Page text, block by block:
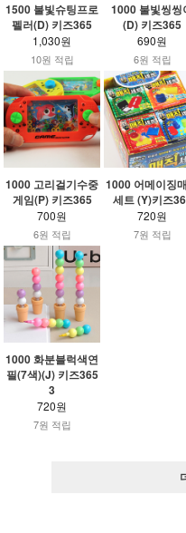
1500 불빛슈팅프로
펠러(D) 키즈365
1,030원
10원 적립
1000 불빛씽씽
(D) 키즈365
690원
6원 적립
1000 고리걸기수중
게임(P) 키즈365
700원
6원 적립
1000 어메이징
세트 (Y)키즈
720원
7원 적립
1000 화분블럭색연
필(7색)(J) 키즈365
3
720원
7원 적립